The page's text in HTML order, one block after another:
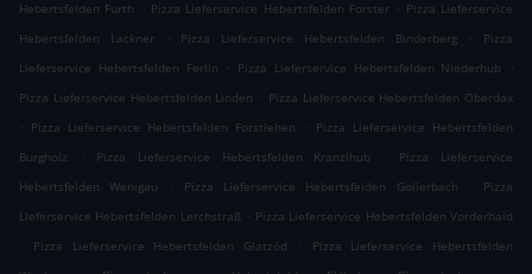
Hebertsfelden Furth
. Pizza Lieferservice Hebertsfelden Forster . Pizza Lieferservice
Hebertsfelden Lackner
. Pizza Lieferservice Hebertsfelden Binderberg .
Pizza
Lieferservice Hebertsfelden Ferlin
. Pizza Lieferservice Hebertsfelden Niederhub
.
Pizza Lieferservice Hebertsfelden Linden . Pizza Lieferservice Hebertsfelden Oberdax
. Pizza Lieferservice Hebertsfelden Forstlehen . Pizza Lieferservice Hebertsfelden
Burgholz
. Pizza Lieferservice Hebertsfelden Kranzlhub .
Pizza Lieferservice
Hebertsfelden Wenigau
. Pizza Lieferservice Hebertsfelden Gollerbach .
Pizza
Lieferservice Hebertsfelden Lerchstraß . Pizza Lieferservice Hebertsfelden Vorderhaid
.
Pizza Lieferservice Hebertsfelden Glatzöd .
Pizza Lieferservice Hebertsfelden